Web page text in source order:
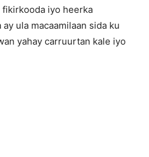
fikirkooda iyo heerka
ula macaamilaan sida ku
yahay carruurtan kale iyo